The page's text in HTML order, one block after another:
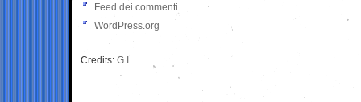
Feed dei commenti
WordPress.org
Credits: G.I